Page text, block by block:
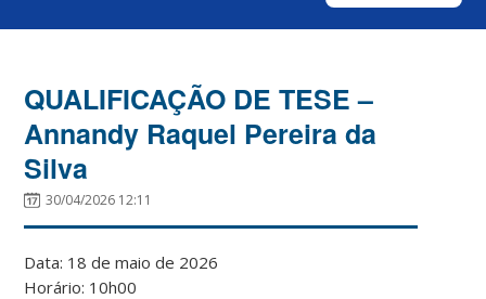
QUALIFICAÇÃO DE TESE –
Annandy Raquel Pereira da
Silva
30/04/2026 12:11
Data: 18 de maio de 2026
Horário: 10h00